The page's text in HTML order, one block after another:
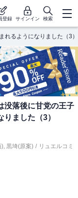
登録 サインイン 検索
れるようになりました（3）
没落後に甘党の王子
ました（3）
), 黒埼(原案) / リュエルコミ